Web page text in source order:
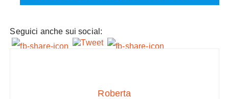
Seguici anche sui social:
Roberta